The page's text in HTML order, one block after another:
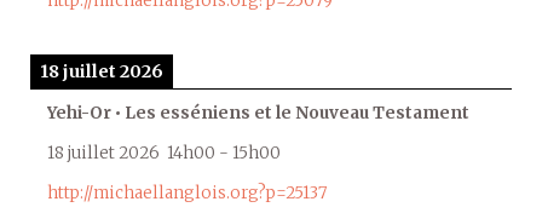
18 juillet 2026
Yehi-Or • Les esséniens et le Nouveau Testament
18 juillet 2026 14h00 - 15h00
http://michaellanglois.org?p=25137